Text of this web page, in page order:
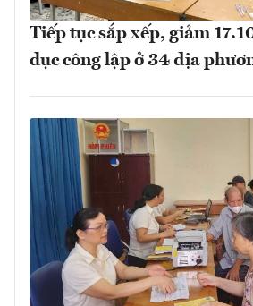
Tiếp tục sắp xếp, giảm
dục công lập ở 34 địa